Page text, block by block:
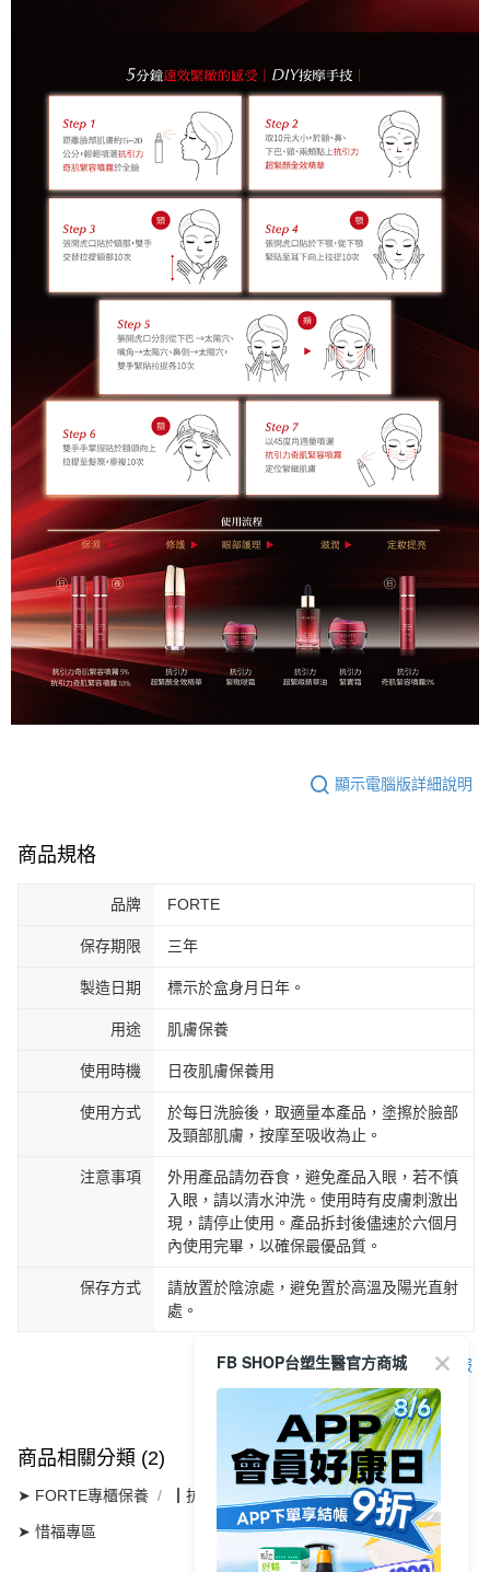
顯示電腦版詳細說明
商品規格
品牌 FORTE
保存期限 三年
製造日期 標示於盒身月日年。
用途 肌膚保養
使用時機 日夜肌膚保養用
使用方式
於每日洗臉後，取適量本產品，塗擦於臉部
及頸部肌膚，按摩至吸收為止。
注意事項
外用產品請勿吞食，避免產品入眼，若不慎
入眼，請以清水沖洗。使用時有皮膚刺激出
現，請停止使用。產品拆封後儘速於六個月
內使用完畢，以確保最優品質。
保存方式
請放置於陰涼處，避免置於高溫及陽光直射
處。
客服
商品相關分類 (2)
➤ FORTE專櫃保養 ┃抗引力系列
➤ 惜福專區
FB SHOP台塑生醫官方商城